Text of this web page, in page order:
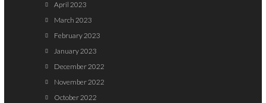
April 2023
March 2023
February 2023
January 2023
December 2022
November 2022
October 2022